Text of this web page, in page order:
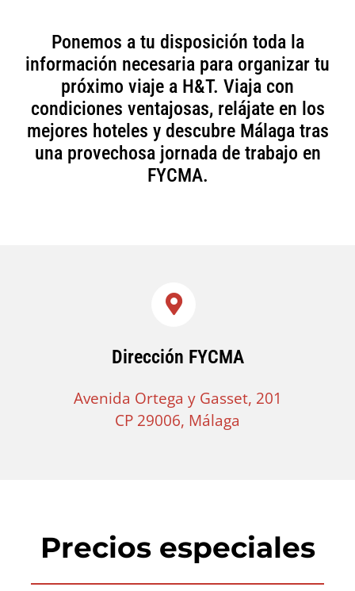
Ponemos a tu disposición toda la
información necesaria para organizar tu
próximo viaje a H&T. Viaja con
condiciones ventajosas, relájate en los
mejores hoteles y descubre Málaga tras
una provechosa jornada de trabajo en
FYCMA.
Dirección FYCMA
Avenida Ortega y Gasset, 201
CP 29006, Málaga
Precios especiales